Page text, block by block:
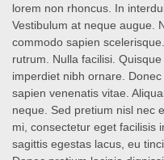
lorem non rhoncus. In
Vestibulum at neque augue.
commodo sapien
rutrum. Nulla facilisi.
imperdiet nibh ornare.
sapien venenatis vitae.
neque. Sed pretium nisl nec
mi, consectetur eget facilisis
sagittis egestas lacus, eu